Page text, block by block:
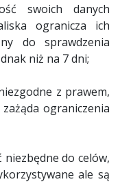
swoich danych
ogranicza ich
do sprawdzenia
niż na 7 dni;
z prawem,
ograniczenia
niezbędne do celów,
ale są